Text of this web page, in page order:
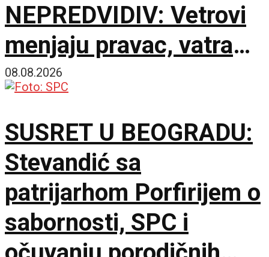
NEPREDVIDIV: Vetrovi
menjaju pravac, vatra
zahvatila oko 1.500
08.08.2026
SUSRET U BEOGRADU:
Stevandić sa
patrijarhom Porfirijem o
sabornosti, SPC i